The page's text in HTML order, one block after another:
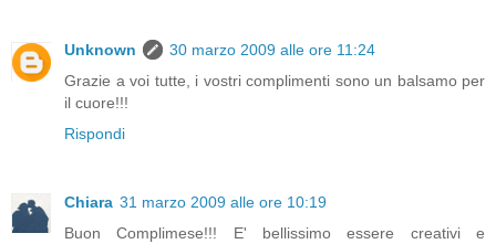
Unknown
30 marzo 2009 alle ore 11:24
Grazie a voi tutte, i vostri complimenti sono un balsamo per
il cuore!!!
Rispondi
Chiara 31 marzo 2009 alle ore 10:19
Buon Complimese!!! E' bellissimo essere creativi e